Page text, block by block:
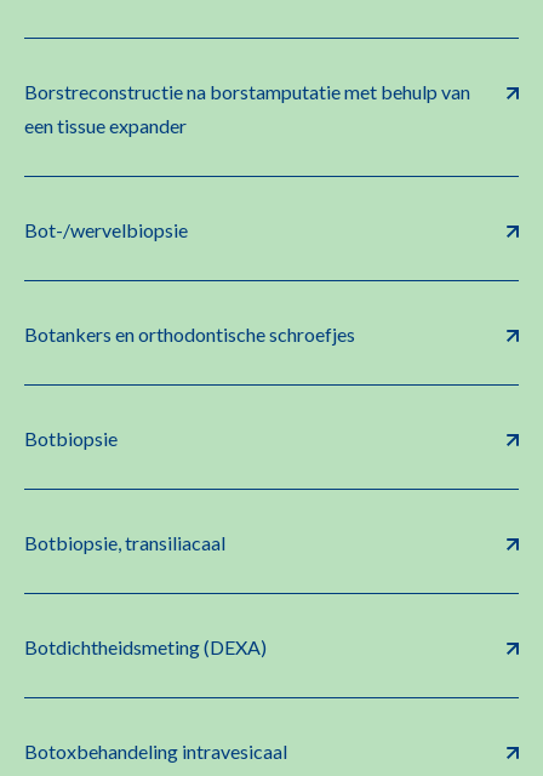
Borstreconstructie na borstamputatie met behulp van
een tissue expander
Bot-/wervelbiopsie
Botankers en orthodontische schroefjes
Botbiopsie
Botbiopsie, transiliacaal
Botdichtheidsmeting (DEXA)
Botoxbehandeling intravesicaal